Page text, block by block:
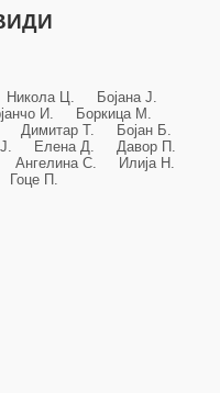
Ц. Бојана Ј.
И. Боркица М.
Димитар Т. Бојан Б.
Елена Д. Давор П.
С. Илија Н.
П.